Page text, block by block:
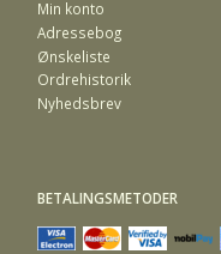
Min konto
Adressebog
Ønskeliste
Ordrehistorik
Nyhedsbrev
BETALINGSMETODER